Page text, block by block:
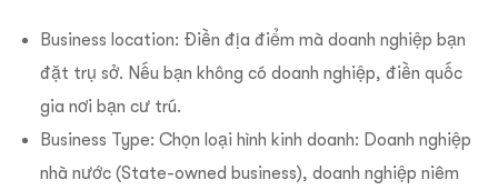
Business location: Điền địa điểm mà doanh nghiệp bạn
đặt trụ sở. Nếu bạn không có doanh nghiệp, điền quốc
gia nơi bạn cư trú.
Business Type: Chọn loại hình kinh doanh: Doanh nghiệp
nhà nước (State-owned business), doanh nghiệp niêm